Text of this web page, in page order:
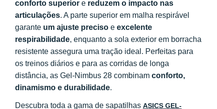
conforto superior e reduzem o impacto nas
articulações. A parte superior em malha respirável
garante um ajuste preciso e excelente
respirabilidade, enquanto a sola exterior em borracha
resistente assegura uma tração ideal. Perfeitas para
os treinos diários e para as corridas de longa
distância, as Gel-Nimbus 28 combinam conforto,
dinamismo e durabilidade.
Descubra toda a gama de sapatilhas ASICS GEL-